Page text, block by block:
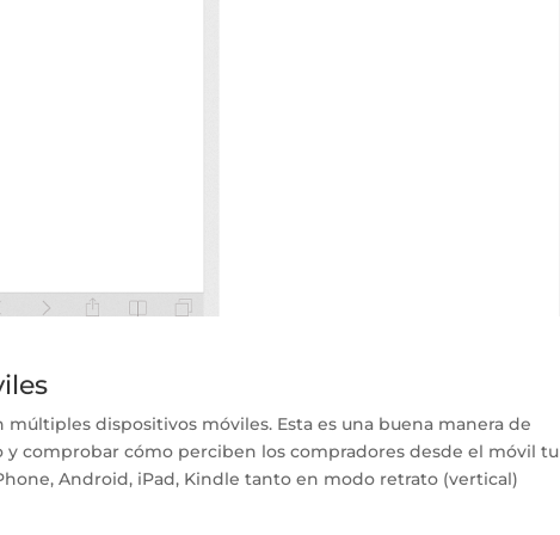
dispositivos móviles. Esta es una buena manera de
comprobar cómo perciben los compradores desde el móvil tu
Android, iPad, Kindle tanto en modo retrato (vertical)